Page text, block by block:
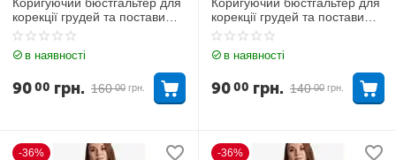
корекції грудей та постави
Бежевий L
в наявності
160 00 грн.
9000 грн.
корекції грудей та постави
Бежевий М
в наявності
140 00 грн.
9000 грн.
-36% -36%